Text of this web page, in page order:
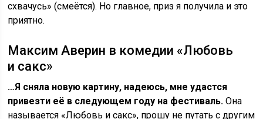
схвачусь» (смеётся). Но главное, приз я получила и это
приятно.
Максим Аверин в комедии «Любовь
и сакс»
…Я сняла новую картину, надеюсь, мне удастся
привезти её в следующем году на фестиваль.Она
называется «Любовь и сакс», прошу не путать с другим